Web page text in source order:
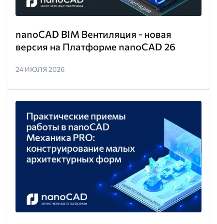
nanoCAD BIM Вентиляция - новая
версия на Платформе nanoCAD 26
24 ИЮЛЯ 2026